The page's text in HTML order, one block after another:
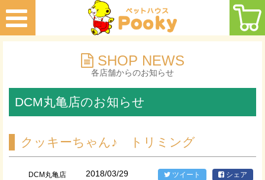
SHOP NEWS
各店舗からのお知らせ
DCM丸亀店のお知らせ
クッキーちゃん♪ トリミング
DCM丸亀店 2018/03/29 ツイート シェア